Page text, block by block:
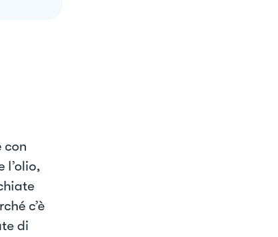
con
l’olio,
c’è
di